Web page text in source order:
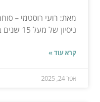
מאת: רועי רוסטמי –
ניסיון של מעל 15 שנים בשוק ההון תחום הטכנולוגיה,...
קרא עוד »
אפר 24, 2025